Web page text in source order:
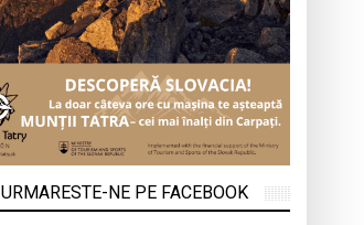
URMARESTE-NE PE FACEBOOK